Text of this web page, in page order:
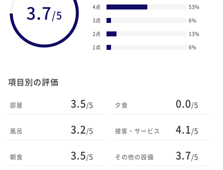
3.7/5
4点
53%
3点
6%
2点
13%
1点
6%
項目別の評価
部屋 3.5/5
風呂 3.2/5
朝食 3.5/5
夕食 0.0/5
接客・サービス 4.1/5
その他の設備 3.7/5